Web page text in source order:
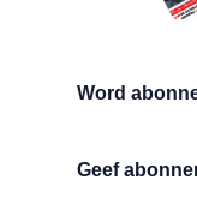
Word
Geef